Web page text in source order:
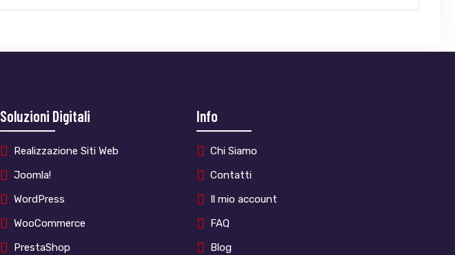
Soluzioni Digitali
Realizzazione Siti Web
Joomla!
WordPress
WooCommerce
PrestaShop
Info
Chi Siamo
Contatti
Il mio account
FAQ
Blog